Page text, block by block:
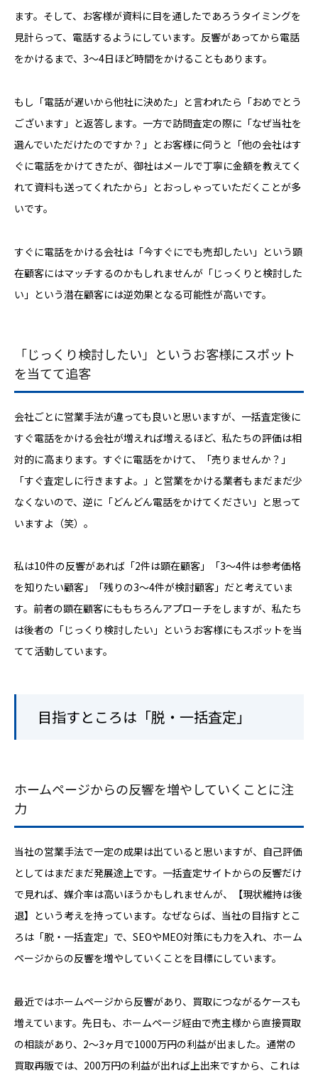
ます。そして、お客様が資料に目を通したであろうタイミングを
見計らって、電話するようにしています。反響があってから電話
をかけるまで、3〜4日ほど時間をかけることもあります。
もし「電話が遅いから他社に決めた」と言われたら「おめでとう
ございます」と返答します。一方で訪問査定の際に「なぜ当社を
選んでいただけたのですか？」とお客様に伺うと「他の会社はす
ぐに電話をかけてきたが、御社はメールで丁寧に金額を教えてく
れて資料も送ってくれたから」とおっしゃっていただくことが多
いです。
すぐに電話をかける会社は「今すぐにでも売却したい」という顕
在顧客にはマッチするのかもしれませんが「じっくりと検討した
い」という潜在顧客には逆効果となる可能性が高いです。
「じっくり検討したい」というお客様にスポット
を当てて追客
会社ごとに営業手法が違っても良いと思いますが、一括査定後に
すぐ電話をかける会社が増えれば増えるほど、私たちの評価は相
対的に高まります。すぐに電話をかけて、「売りませんか？」
「すぐ査定しに行きますよ。」と営業をかける業者もまだまだ少
なくないので、逆に「どんどん電話をかけてください」と思って
いますよ（笑）。
私は10件の反響があれば「2件は顕在顧客」「3〜4件は参考価格
を知りたい顧客」「残りの3〜4件が検討顧客」だと考えていま
す。前者の顕在顧客にももちろんアプローチをしますが、私たち
は後者の「じっくり検討したい」というお客様にもスポットを当
てて活動しています。
目指すところは「脱・一括査定」
ホームページからの反響を増やしていくことに注
力
当社の営業手法で一定の成果は出ていると思いますが、自己評価
としてはまだまだ発展途上です。一括査定サイトからの反響だけ
で見れば、媒介率は高いほうかもしれませんが、【現状維持は後
退】という考えを持っています。なぜならば、当社の目指すとこ
ろは「脱・一括査定」で、SEOやMEO対策にも力を入れ、ホーム
ページからの反響を増やしていくことを目標にしています。
最近ではホームページから反響があり、買取につながるケースも
増えています。先日も、ホームページ経由で売主様から直接買取
の相談があり、2〜3ヶ月で1000万円の利益が出ました。通常の
買取再販では、200万円の利益が出れば上出来ですから、これは